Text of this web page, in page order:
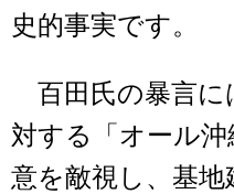
史的事実です。
百田氏の暴言に
対する「オール
意を敵視し、基